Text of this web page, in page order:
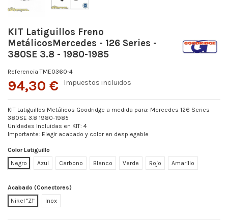
KIT Latiguillos Freno
MetálicosMercedes - 126 Series -
380SE 3.8 - 1980-1985
Referencia TME0360-4
94,30 € Impuestos incluidos
KIT Latiguillos Metálicos Goodridge a medida para: Mercedes 126 Series
380SE 3.8 1980-1985
Unidades Incluidas en KIT: 4
Importante: Elegir acabado y color en desplegable
Color Latiguillo
Negro
Azul Carbono Blanco Verde Rojo Amarillo
Acabado (Conectores)
Nikel "Z1"
Inox